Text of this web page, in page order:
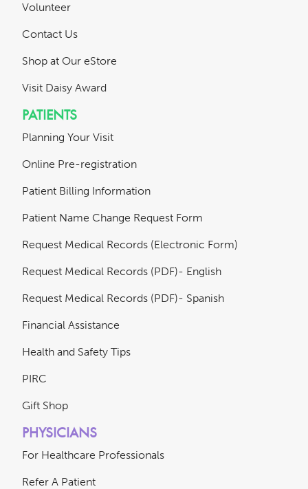
Volunteer
Contact Us
Shop at Our eStore
Visit Daisy Award
PATIENTS
Planning Your Visit
Online Pre-registration
Patient Billing Information
Patient Name Change Request Form
Request Medical Records (Electronic Form)
Request Medical Records (PDF)- English
Request Medical Records (PDF)- Spanish
Financial Assistance
Health and Safety Tips
PIRC
Gift Shop
PHYSICIANS
For Healthcare Professionals
Refer A Patient